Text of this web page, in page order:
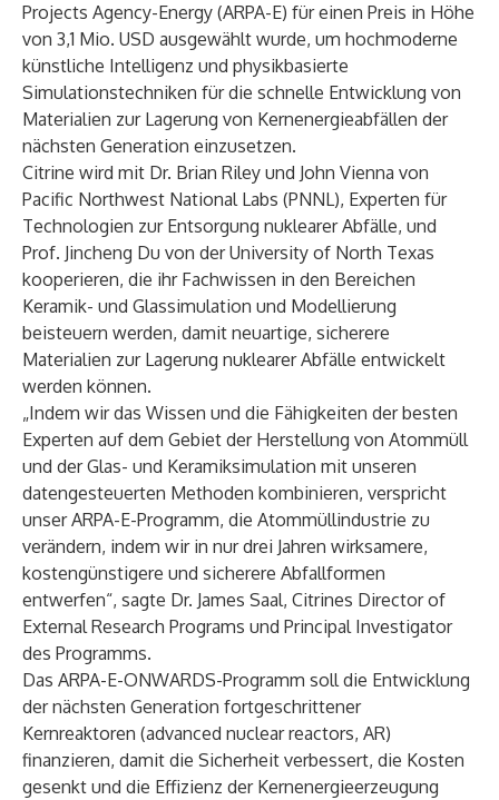
Projects Agency-Energy (ARPA-E) für einen Preis in Höhe
von 3,1 Mio. USD ausgewählt wurde, um hochmoderne
künstliche Intelligenz und physikbasierte
Simulationstechniken für die schnelle Entwicklung von
Materialien zur Lagerung von Kernenergieabfällen der
nächsten Generation einzusetzen.
Citrine wird mit Dr. Brian Riley und John Vienna von
Pacific Northwest National Labs (PNNL), Experten für
Technologien zur Entsorgung nuklearer Abfälle, und
Prof. Jincheng Du von der University of North Texas
kooperieren, die ihr Fachwissen in den Bereichen
Keramik- und Glassimulation und Modellierung
beisteuern werden, damit neuartige, sicherere
Materialien zur Lagerung nuklearer Abfälle entwickelt
werden können.
„Indem wir das Wissen und die Fähigkeiten der besten
Experten auf dem Gebiet der Herstellung von Atommüll
und der Glas- und Keramiksimulation mit unseren
datengesteuerten Methoden kombinieren, verspricht
unser ARPA-E-Programm, die Atommüllindustrie zu
verändern, indem wir in nur drei Jahren wirksamere,
kostengünstigere und sicherere Abfallformen
entwerfen“, sagte Dr. James Saal, Citrines Director of
External Research Programs und Principal Investigator
des Programms.
Das ARPA-E-ONWARDS-Programm soll die Entwicklung
der nächsten Generation fortgeschrittener
Kernreaktoren (advanced nuclear reactors, AR)
finanzieren, damit die Sicherheit verbessert, die Kosten
gesenkt und die Effizienz der Kernenergieerzeugung